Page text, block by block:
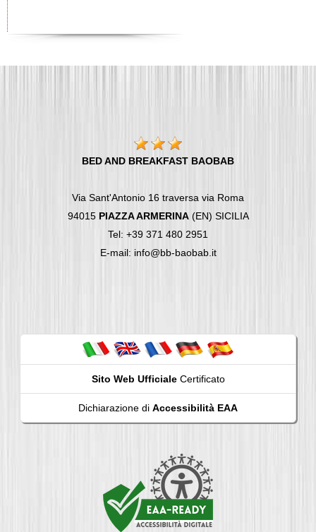
BED AND BREAKFAST BAOBAB
Via Sant'Antonio 16 traversa via Roma
94015 PIAZZA ARMERINA(EN) SICILIA
Tel: +39 371 480 2951
E-mail: info@bb-baobab.it
Sito Web UfficialeCertificato
Dichiarazione di Accessibilità EAA